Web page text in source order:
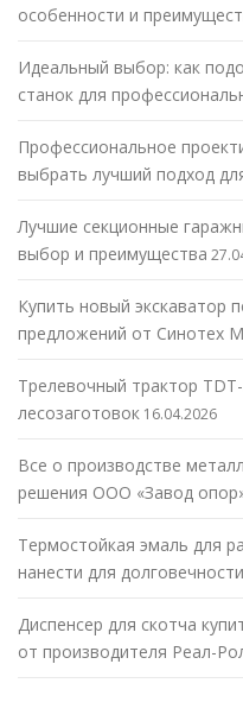
особенности и
Идеальный выбор: как
станок для
Профессиональное
выбрать лучший подход
Лучшие секционные
выбор и преимущества
Купить новый экскаватор
предложений от Синотех
Трелевочный трактор
лесозаготовок 16.04.2026
Все о производстве
решения ООО «Завод
Термостойкая эмаль для
нанести для
Диспенсер для скотча
от производителя Реал-